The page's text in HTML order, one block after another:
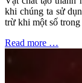
khi chúng ta sử
trừ khi một số
Read more …